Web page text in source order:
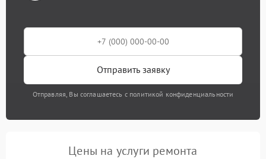
Отправить заявку
Отправляя, Вы соглашаетесь с политикой конфиденциальности
Цены на услуги ремонта